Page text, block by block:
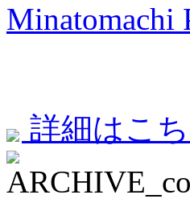
Minatomachi
詳細はこ